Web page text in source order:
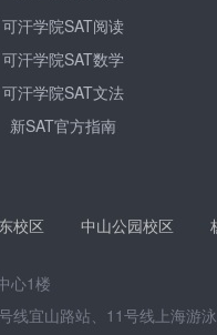
可汗学院SAT阅读
可汗学院SAT数学
可汗学院SAT文法
新SAT官方指南
校区 中山公园校区
心1楼
线宜山路站、11号线上海游